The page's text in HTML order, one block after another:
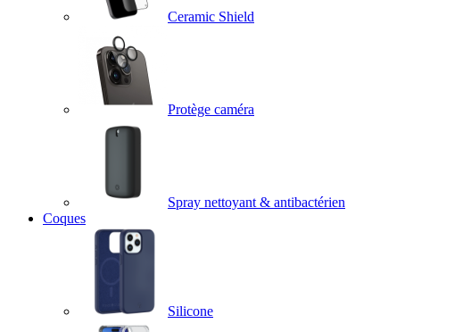
Ceramic Shield
Protège caméra
Spray nettoyant & antibactérien
Coques
Silicone